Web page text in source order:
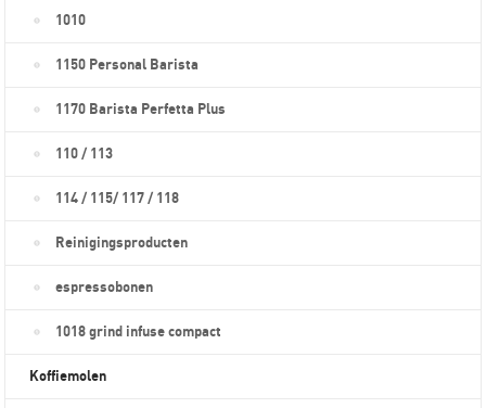
1010
1150 Personal Barista
1170 Barista Perfetta Plus
110 / 113
114 / 115/ 117 / 118
Reinigingsproducten
espressobonen
1018 grind infuse compact
Koffiemolen